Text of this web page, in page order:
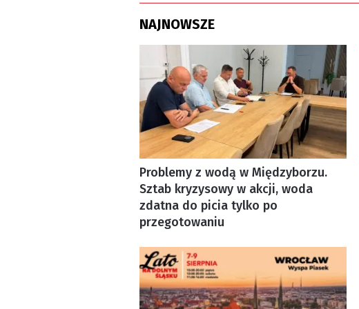
NAJNOWSZE
Problemy z wodą w Międzyborzu.
Sztab kryzysowy w akcji, woda
zdatna do picia tylko po
przegotowaniu